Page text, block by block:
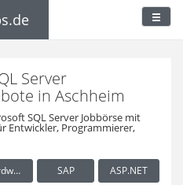
Server
in Aschheim
SQL Server Jobbörse mit
Entwickler, Programmierer,
Hardware / Embedded SAP ASP.NET